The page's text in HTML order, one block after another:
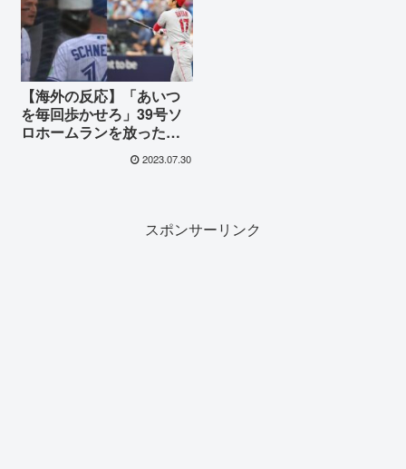
【海外の反応】「あいつ
を毎回歩かせろ」39号ソ
ロホームランを放った大
谷へ投球指示を出した敵
側の監督に選手が抗議し
2023.07.30
スポンサーリンク